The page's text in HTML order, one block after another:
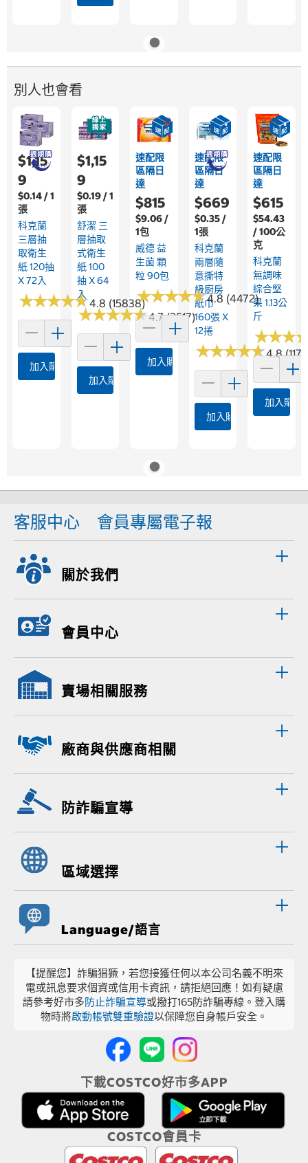
別人也會看
$1,15
9
$0.14 / 1
張
科克蘭
三層抽
取衛生
紙 120抽
X 72入
★★★★★
★★★★★4.8 (15838)
加入購物車
$1,15
9
$0.19 / 1
張
舒潔 三
層抽取
式衛生
紙 100
抽 X 64
入
★★★★★
★★★★★4.7 (2517)
加入購物車
速配限
區隔日
達
$815
$9.06 /
1包
威德 益
生菌 顆
粒 90包
★★★★★
★★★★★4.8 (4472)
加入購物車
速配限
區隔日
達
$669
$0.35 /
1張
科克蘭
兩層隨
意撕特
級廚房
紙巾
160張 X
12捲
★★★★★
★★★★★4.8
加入購物車
速配限
區隔日
達
$615
$54.43
/ 100公
克
科克蘭
無調味
綜合堅
果 1.13公
斤
★★★
★★★
加入購物
客服中心 會員專屬電子報
關於我們
會員中心
賣場相關服務
廠商與供應商相關
防詐騙宣導
區域選擇
Language/語言
【提醒您】詐騙猖獗，若您接獲任何以本公司名義不明來
電或訊息要求個資或信用卡資訊，請拒絕回應！如有疑慮
請參考好市多防止詐騙宣導或撥打165防詐騙專線。登入購
物時將啟動帳號雙重驗證以保障您自身帳戶安全。
下載COSTCO好市多APP
COSTCO會員卡